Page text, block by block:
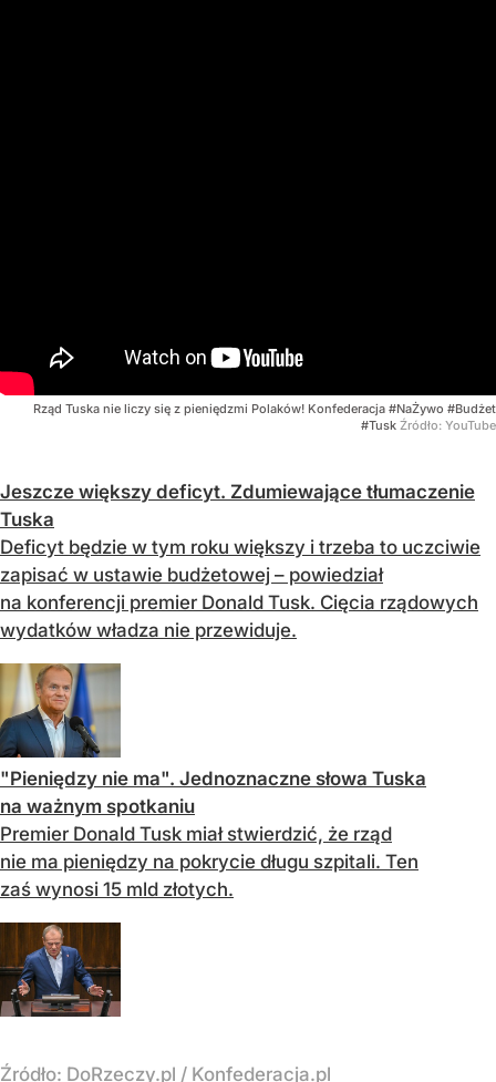
Rząd Tuska nie liczy się z pieniędzmi Polaków! Konfederacja #NaŻywo #Budżet
#Tusk Źródło: YouTube
Jeszcze większy deficyt. Zdumiewające tłumaczenie
Tuska
Deficyt będzie w tym roku większy i trzeba to uczciwie
zapisać w ustawie budżetowej – powiedział
na konferencji premier Donald Tusk. Cięcia rządowych
wydatków władza nie przewiduje.
"Pieniędzy nie ma". Jednoznaczne słowa Tuska
na ważnym spotkaniu
Premier Donald Tusk miał stwierdzić, że rząd
nie ma pieniędzy na pokrycie długu szpitali. Ten
zaś wynosi 15 mld złotych.
Źródło: DoRzeczy.pl / Konfederacja.pl